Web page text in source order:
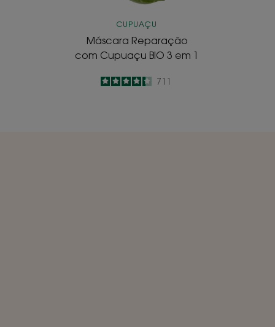
CUPUAÇU
Máscara Reparação
com Cupuaçu BIO 3 em 1
4.3
/
5
711